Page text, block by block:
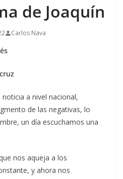
de Joaquín
Carlos Nava
a nivel nacional,
de las negativas, lo
un día escuchamos una
nos aqueja a los
y ahora nos